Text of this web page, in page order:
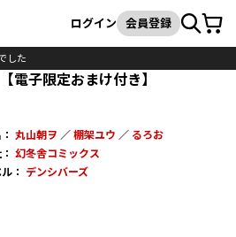
検索
ログイン 会員登録カート
した
電子限定おまけ付き】
丸山朝ヲ ／ 棚架ユウ ／ るろお
幻冬舎コミックス
： デンシバーズ